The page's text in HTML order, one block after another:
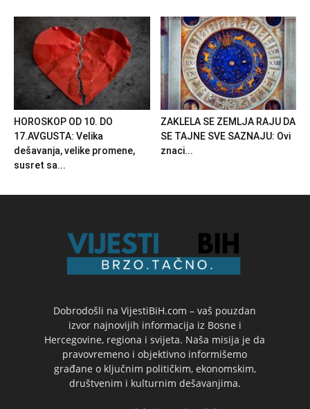
HOROSKOP OD 10. DO
17.AVGUSTA: Velika
dešavanja, velike promene,
susret sa...
ZAKLELA SE ZEMLJA RAJU DA
SE TAJNE SVE SAZNAJU: Ovi
znaci...
Dobrodošli na VijestiBiH.com – vaš pouzdan
izvor najnovijih informacija iz Bosne i
Hercegovine, regiona i svijeta. Naša misija je da
pravovremeno i objektivno informišemo
građane o ključnim političkim, ekonomskim,
društvenim i kulturnim dešavanjima.